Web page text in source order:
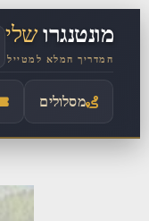
לתוכן
מונטנגרושלי
המדריך המלא למטייל
מסלולים